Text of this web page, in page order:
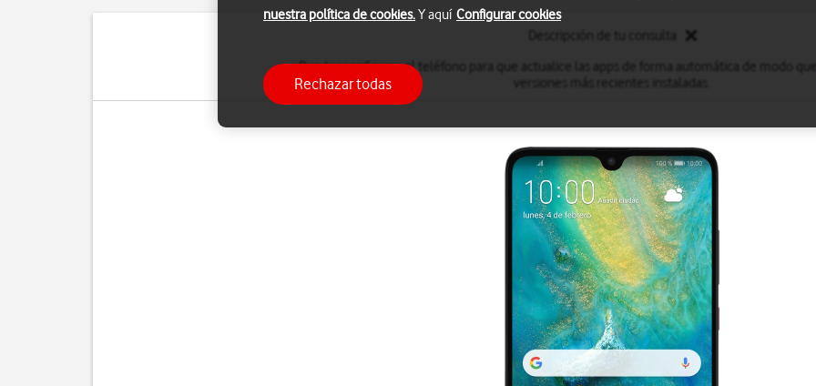
Puedes configurar el teléfono para que actualice las apps de forma automática de modo
nuestra política de cookies.Y aquí Configurar cookies
Rechazar todas